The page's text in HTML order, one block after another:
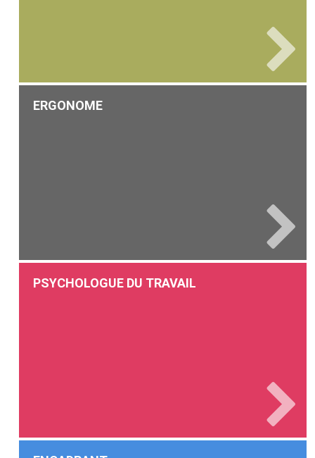
ERGONOME
PSYCHOLOGUE DU TRAVAIL